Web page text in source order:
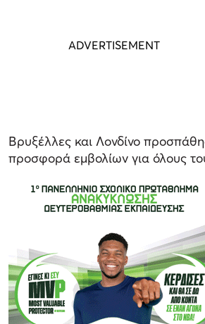
Βρυξέλλες και Λονδίνο
προσφορά εμβολίων για όλους